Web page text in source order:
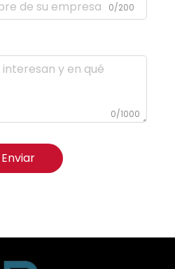
0/200
0/1000
Enviar